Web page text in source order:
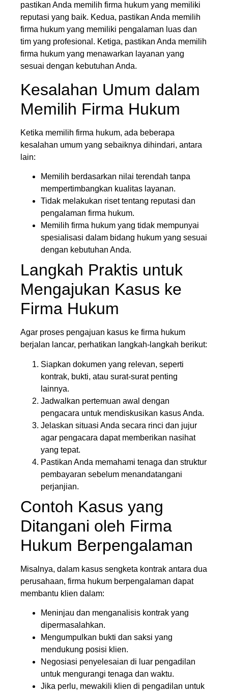
pastikan Anda memilih firma hukum yang memiliki
reputasi yang baik. Kedua, pastikan Anda memilih
firma hukum yang memiliki pengalaman luas dan
tim yang profesional. Ketiga, pastikan Anda memilih
firma hukum yang menawarkan layanan yang
sesuai dengan kebutuhan Anda.
Kesalahan Umum dalam
Memilih Firma Hukum
Ketika memilih firma hukum, ada beberapa
kesalahan umum yang sebaiknya dihindari, antara
lain:
Memilih berdasarkan nilai terendah tanpa
mempertimbangkan kualitas layanan.
Tidak melakukan riset tentang reputasi dan
pengalaman firma hukum.
Memilih firma hukum yang tidak mempunyai
spesialisasi dalam bidang hukum yang sesuai
dengan kebutuhan Anda.
Langkah Praktis untuk
Mengajukan Kasus ke
Firma Hukum
Agar proses pengajuan kasus ke firma hukum
berjalan lancar, perhatikan langkah-langkah berikut:
Siapkan dokumen yang relevan, seperti
kontrak, bukti, atau surat-surat penting
lainnya.
Jadwalkan pertemuan awal dengan
pengacara untuk mendiskusikan kasus Anda.
Jelaskan situasi Anda secara rinci dan jujur
agar pengacara dapat memberikan nasihat
yang tepat.
Pastikan Anda memahami tenaga dan struktur
pembayaran sebelum menandatangani
perjanjian.
Contoh Kasus yang
Ditangani oleh Firma
Hukum Berpengalaman
Misalnya, dalam kasus sengketa kontrak antara dua
perusahaan, firma hukum berpengalaman dapat
membantu klien dalam:
Meninjau dan menganalisis kontrak yang
dipermasalahkan.
Mengumpulkan bukti dan saksi yang
mendukung posisi klien.
Negosiasi penyelesaian di luar pengadilan
untuk mengurangi tenaga dan waktu.
Jika perlu, mewakili klien di pengadilan untuk